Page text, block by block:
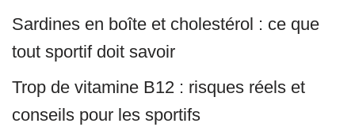
Sardines en boîte et cholestérol : ce que
tout sportif doit savoir
Trop de vitamine B12 : risques réels et
conseils pour les sportifs